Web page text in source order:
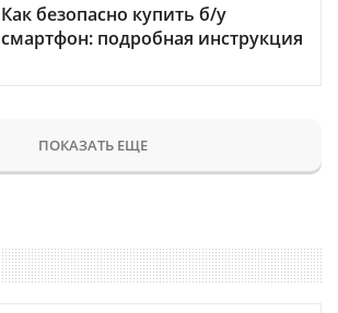
Как безопасно купить б/у
смартфон: подробная инструкция
ПОКАЗАТЬ ЕЩЕ